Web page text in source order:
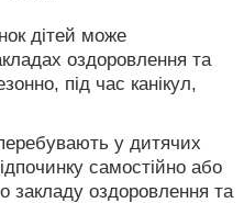
дітей може
оздоровлення та
під час канікул,
у дитячих
самостійно або
закладу оздоровлення та